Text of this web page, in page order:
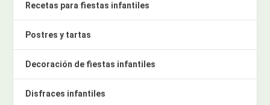
Recetas para fiestas infantiles
Postres y tartas
Decoración de fiestas infantiles
Disfraces infantiles